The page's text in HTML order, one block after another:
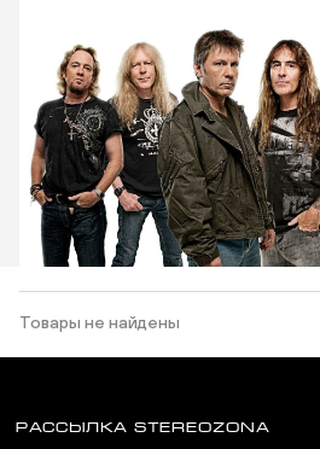
Товары не найдены
РАССЫЛКА STEREOZONA